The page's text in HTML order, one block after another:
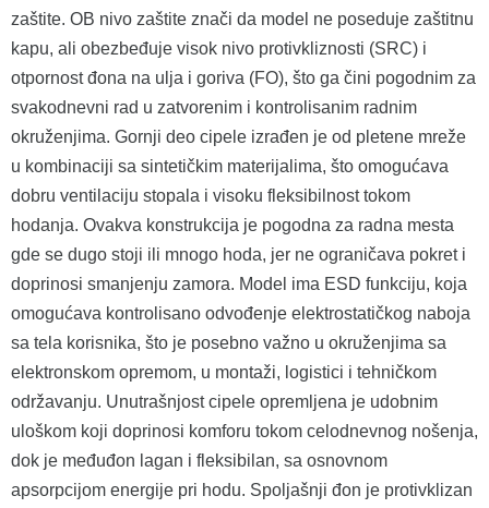
zaštite. OB nivo zaštite znači da model ne poseduje zaštitnu
kapu, ali obezbeđuje visok nivo protivkliznosti (SRC) i
otpornost đona na ulja i goriva (FO), što ga čini pogodnim za
svakodnevni rad u zatvorenim i kontrolisanim radnim
okruženjima. Gornji deo cipele izrađen je od pletene mreže
u kombinaciji sa sintetičkim materijalima, što omogućava
dobru ventilaciju stopala i visoku fleksibilnost tokom
hodanja. Ovakva konstrukcija je pogodna za radna mesta
gde se dugo stoji ili mnogo hoda, jer ne ograničava pokret i
doprinosi smanjenju zamora. Model ima ESD funkciju, koja
omogućava kontrolisano odvođenje elektrostatičkog naboja
sa tela korisnika, što je posebno važno u okruženjima sa
elektronskom opremom, u montaži, logistici i tehničkom
održavanju. Unutrašnjost cipele opremljena je udobnim
uloškom koji doprinosi komforu tokom celodnevnog nošenja,
dok je međuđon lagan i fleksibilan, sa osnovnom
apsorpcijom energije pri hodu. Spoljašnji đon je protivklizan